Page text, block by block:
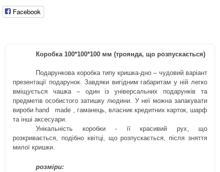
Facebook
Коробка 100*100*100 мм (троянда, що розпускається)
Подарункова коробка типу кришка-дно – чудовий варіант
презентації подарунок. Завдяки вигідним габаритам у ній легко
вміщується чашка – один із універсальних подарунків та
предметів особистого затишку людини.
У неї можна запакувати
вироби hand made , гаманець, власник кредитних карток, шарф
та інші аксесуари.
Унікальність коробки - її красивий рух, що
розкривається, подібно квітці, що розпускається, після зняття
милої кришки.
розміри: